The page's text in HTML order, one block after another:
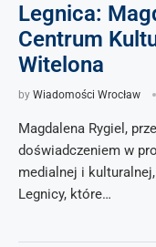
Legnica:
Centrum
Witelona
by Wiadomości Wrocław
Magdalena Rygiel,
doświadczeniem w
medialnej i
Legnicy, które…